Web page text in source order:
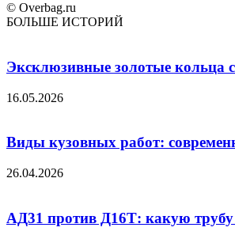
© Overbag.ru
БОЛЬШЕ ИСТОРИЙ
Эксклюзивные золотые кольца
16.05.2026
Виды кузовных работ:
26.04.2026
АД31 против Д16Т: какую